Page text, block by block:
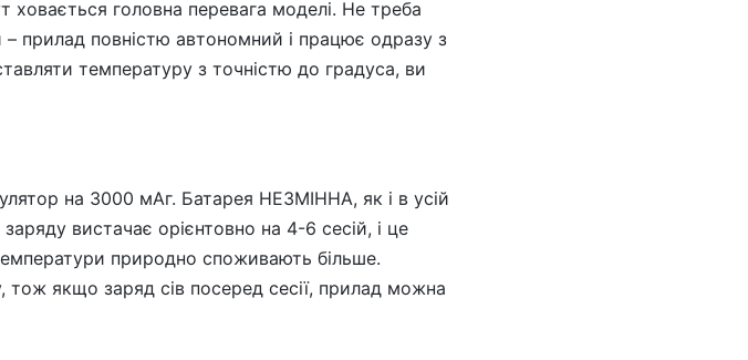
головна перевага моделі. Не треба
– прилад повністю автономний і працює одразу з
температуру з точністю до градуса, ви
на 3000 мАг. Батарея НЕЗМІННА, як і в усій
вистачає орієнтовно на 4-6 сесій, і це
природно споживають більше.
тож якщо заряд сів посеред сесії, прилад можна